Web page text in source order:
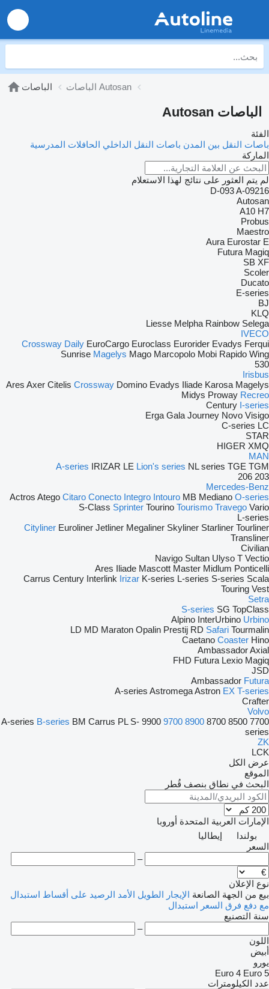
الباصات الباصات Autosan
الباصات Autosan
الفئة
باصات النقل بين المدن باصات النقل الداخلي الحافلات المدرسية
الماركة
لم يتم العثور على نتائج لهذا الاستعلام
D-093A-09216
Autosan
A10 H7
Probus
Maestro
Aura Eurostar E
Futura Magiq
SB XF
Scoler
Ducato
E-series
BJ
KLQ
Liesse Melpha Rainbow Selega
IVECO
Crossway Daily EuroCargo Euroclass Eurorider Evadys Ferqui
Sunrise Magelys Mago Marcopolo Mobi Rapido Wing
530
Irisbus
Ares Axer Citelis Crossway Domino Evadys Iliade Karosa Magelys
Midys Proway Recreo
Century I-series
Erga Gala Journey Novo Visigo
C-series LC
STAR
HIGER XMQ
MAN
A-series IRIZAR LE Lion's series NL series TGE TGM
203
206
Mercedes-Benz
Actros Atego Citaro Conecto Integro Intouro MB Mediano O-series
S-Class Sprinter Tourino Tourismo Travego Vario
L-series
Cityliner Euroliner Jetliner Megaliner Skyliner Starliner Tourliner
Transliner
Civilian
Navigo Sultan Ulyso T Vectio
Ares Iliade Mascott Master Midlum Ponticelli
Carrus Century Interlink Irizar K-series L-series S-series Scala
Touring Vest
Setra
S-series SG TopClass
Alpino InterUrbino Urbino
LD MD Maraton Opalin Prestij RD Safari Tourmalin
Caetano Coaster Hino
AmbassadorAxial
FHD Futura Lexio Magiq
JSD
Ambassador Futura
A-series AstromegaAstron EX T-series
Crafter
Volvo
7700
8500
8700
8900
9700
9900
A-series B-series BM Carrus PL S-
series
ZK
LCK
عرض الكل
الموقع
البحث في نطاق بنصف قُطر
الإمارات العربية المتحدة أوروبا
بولندا
إيطاليا
السعر
–
نوع الإعلان
بيع من الجهة الصانعة الإيجار الطويل الأمد الرصيد على أقساط استبدال
مع دفع فرق السعر استبدال
سنة التصنيع
–
اللون
أبيض
يورو
Euro 4 Euro 5
عدد الكيلومترات